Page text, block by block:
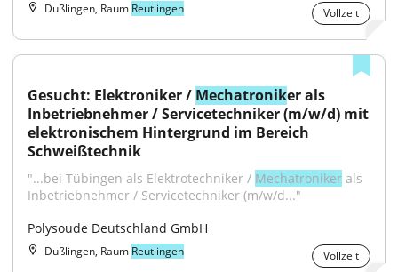
Dußlingen, Raum Reutlingen Vollzeit
Gesucht: Elektroniker / Mechatroniker als
Inbetriebnehmer / Servicetechniker (m/w/d) mit
elektronischem Hintergrund im Bereich
Schweißtechnik
"...bei Tübingen als Elektrotechniker / Mechatroniker als
Inbetriebnehmer / Servicetechniker (m/w/d..."
Polysoude Deutschland GmbH
Dußlingen, Raum Reutlingen Vollzeit